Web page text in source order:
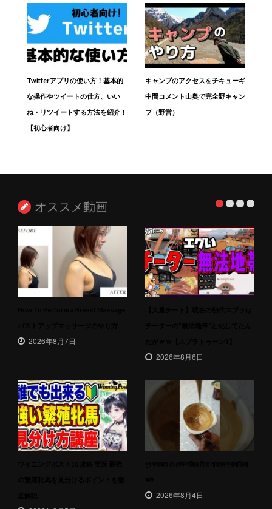
Twitterアプリの使い方！基本的
な操作やツイートの仕方、いい
ね・リツイートする方法を紹介！
【初心者向け】
キャンプのアクセスをチキューギ
中間コメント山奥で完全野キャン
プ（野営）
オススメ動画
2026年8月7日
2026年8月6日
2026年8月4日